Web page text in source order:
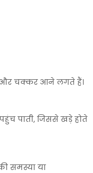
और चक्कर आने लगते हैं।
पाती, जिससे खड़े होते
समस्या या